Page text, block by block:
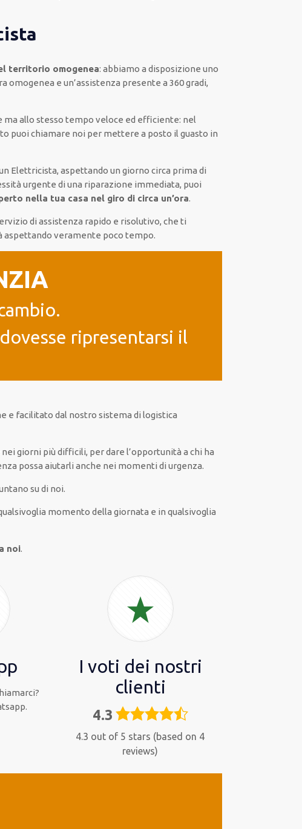
territorio omogenea: abbiamo a disposizione uno
omogenea e un’assistenza presente a 360 gradi,
ma allo stesso tempo veloce ed efficiente: nel
puoi chiamare noi per mettere a posto il guasto in
Elettricista, aspettando un giorno circa prima di
urgente di una riparazione immediata, puoi
nella tua casa nel giro di circa un’ora.
di assistenza rapido e risolutivo, che ti
aspettando veramente poco tempo.
ripresentarsi il
e facilitato dal nostro sistema di logistica
giorni piùdifficili, perdare l’opportunità a chi ha
possa aiutarli anche nei momenti di urgenza.
su di noi.
momento della giornata e inqualsivoglia
noi.
I voti dei nostri
clienti
4.3 4,3
4.3 out of 5 stars (based on 4
reviews)